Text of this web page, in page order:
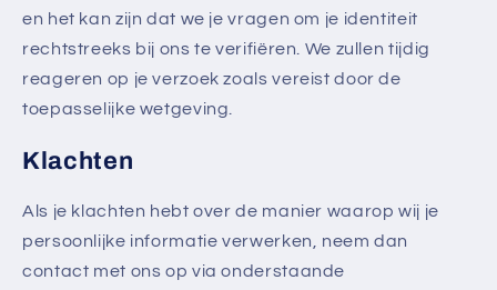
en het kan zijn dat we je vragen om je identiteit
rechtstreeks bij ons te verifiëren. We zullen tijdig
reageren op je verzoek zoals vereist door de
toepasselijke wetgeving.
Klachten
Als je klachten hebt over de manier waarop wij je
persoonlijke informatie verwerken, neem dan
contact met ons op via onderstaande